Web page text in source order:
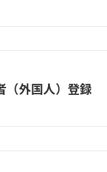
（外国人）登録